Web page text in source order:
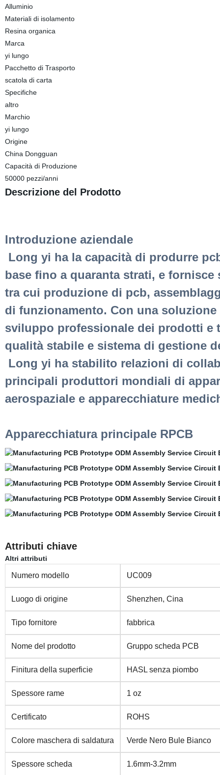
Alluminio
Materiali di isolamento
Resina organica
Marca
yi lungo
Pacchetto di Trasporto
scatola di carta
Specifiche
altro
Marchio
yi lungo
Origine
China Dongguan
Capacità di Produzione
50000 pezzi/anni
Descrizione del Prodotto
Introduzione aziendale
Long yi ha la capacità di produrre
base fino a quaranta strati, e
tra cui produzione di pcb,
di funzionamento. Con una
sviluppo professionale dei prodotti
qualità stabile e sistema di gestione
Long yi ha stabilito relazioni di
principali produttori mondiali di
aerospaziale e apparecchiature
Apparecchiatura principale RPCB
Attributi chiave
Altri attributi
Numero modello UC009
Luogo di origine Shenzhen, Cina
Tipo fornitore fabbrica
Nome del prodotto Gruppo scheda PCB
Finitura della superficie HASL senza piombo
Spessore rame 1 oz
Certificato ROHS
Colore maschera di saldatura Verde Nero Bule Bianco
Spessore scheda 1.6mm-3.2mm